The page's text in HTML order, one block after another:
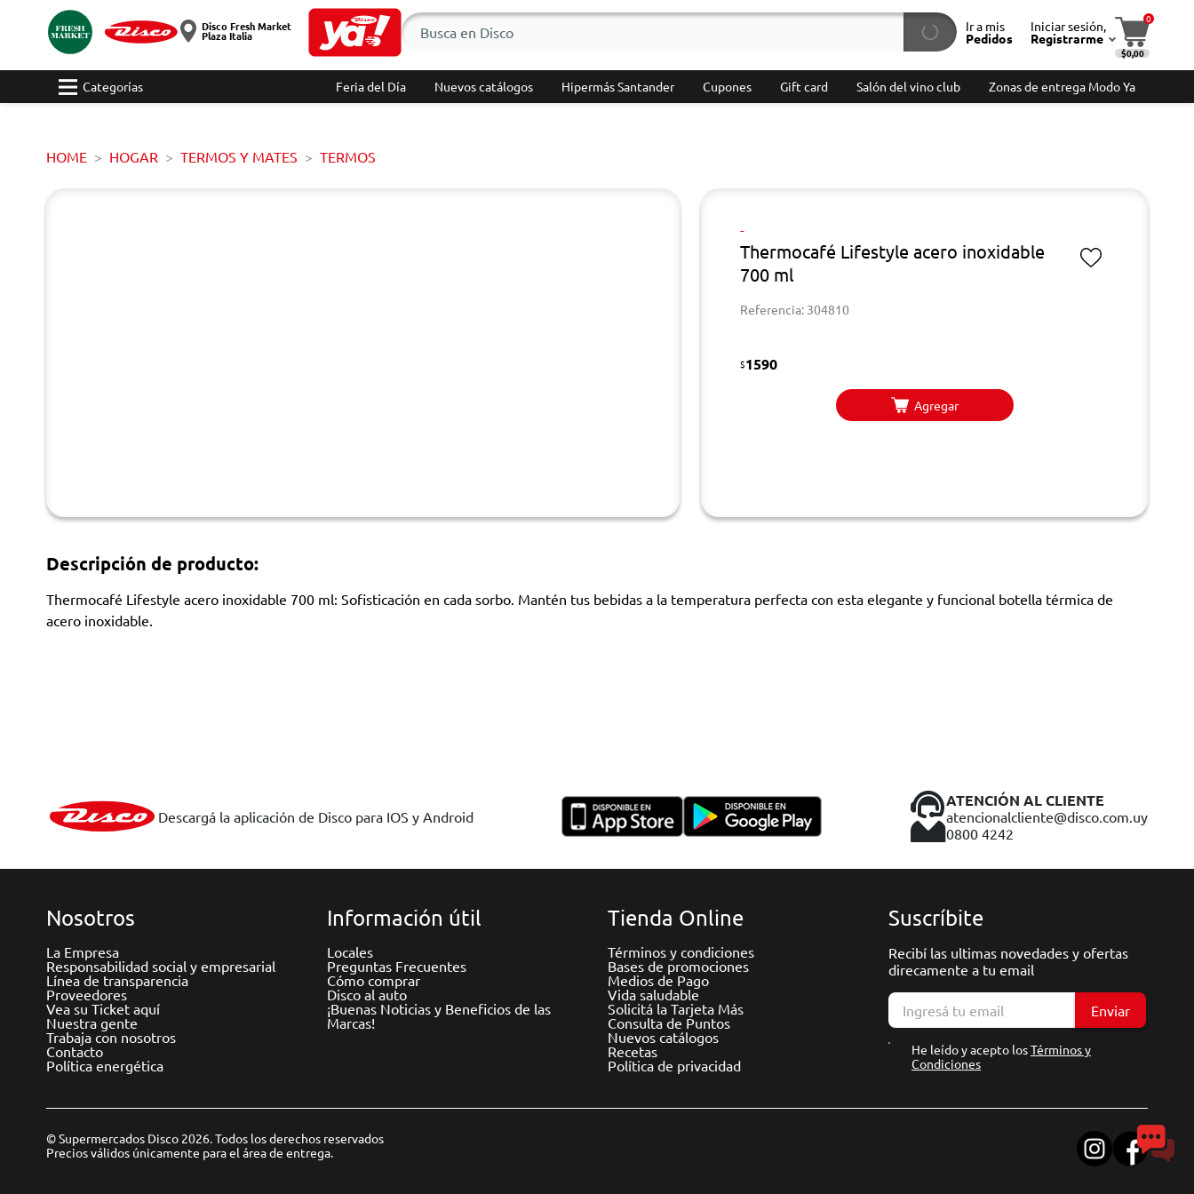
Disco Fresh Market
Plaza Italia
Ir a mis
Pedidos
Iniciar sesión,
Registrarme
0
$0,00
Categorías Feria del Día Nuevos catálogos Hipermás Santander Cupones Gift card Salón del vino club Zonas de entrega Modo Ya
HOME HOGAR TERMOS Y MATES TERMOS
-
Thermocafé Lifestyle acero inoxidable
700 ml
Referencia: 304810
$1590
Agregar
Descripción de producto:
Thermocafé Lifestyle acero inoxidable 700 ml: Sofisticación en cada sorbo. Mantén tus bebidas a la temperatura perfecta con esta elegante y funcional botella térmica de
acero inoxidable.
Descargá la aplicación de Disco para IOS y Android
ATENCIÓN AL CLIENTE
atencionalcliente@disco.com.uy
0800 4242
Nosotros
La Empresa
Responsabilidad social y empresarial
Línea de transparencia
Proveedores
Vea su Ticket aquí
Nuestra gente
Trabaja con nosotros
Contacto
Política energética
Información útil
Locales
Preguntas Frecuentes
Cómo comprar
Disco al auto
¡Buenas Noticias y Beneficios de las
Marcas!
Tienda Online
Términos y condiciones
Bases de promociones
Medios de Pago
Vida saludable
Solicitá la Tarjeta Más
Consulta de Puntos
Nuevos catálogos
Recetas
Política de privacidad
Suscríbite
Recibí las ultimas novedades y ofertas
direcamente a tu email
Enviar
He leído y acepto losTérminos y
Condiciones
© Supermercados Disco 2026. Todos los derechos reservados
Precios válidos únicamente para el área de entrega.